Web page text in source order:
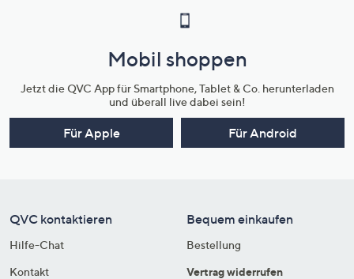
Mobil shoppen
Jetzt die QVC App für Smartphone, Tablet & Co. herunterladen
und überall live dabei sein!
Für Apple Für Android
QVC kontaktieren
Hilfe-Chat
Kontakt
Bequem einkaufen
Bestellung
Vertrag widerrufen